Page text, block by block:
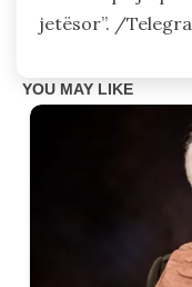
jetësor”. /